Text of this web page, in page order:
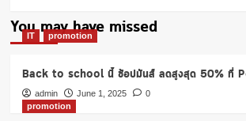
about
รู้
ไฟ
นีออน
เกิด
You may have missed
IT promotion
Back to school นี้ ช้อปมันส์ ลดสูงสุด 50% ที่
admin June 1, 2025
0
promotion